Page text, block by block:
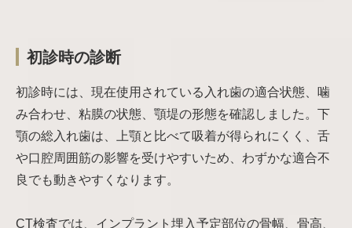
初診時の診断
初診時には、現在使用されている入れ歯の適合状態、噛
み合わせ、粘膜の状態、顎堤の形態を確認しました。下
顎の総入れ歯は、上顎と比べて吸着が得られにくく、舌
や口腔周囲筋の影響を受けやすいため、わずかな適合不
良でも動きやすくなります。
CT検査では、インプラント埋入予定部位の骨幅、骨高、